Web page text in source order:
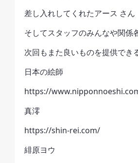
差し入れしてくれたアース さん
そしてスタッフのみんなや関係
次回もまた良いものを提供でき
日本の絵師
https://
真澪
https://shin-rei.com/
緋原ヨウ